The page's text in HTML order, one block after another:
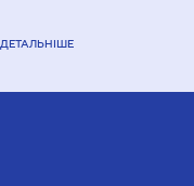
ДЕТАЛЬНІШЕ